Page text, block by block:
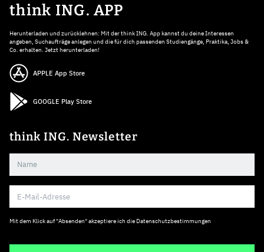
think ING. APP
Herunterladen und zurücklehnen: Mit der think ING. App kannst du deine Interessen
angeben, Suchaufträge anlegen und die für dich passenden Studiengänge, Praktika, Jobs &
Co. erhalten. Jetzt herunterladen!
APPLE App Store
GOOGLE Play Store
think ING. Newsletter
Mit dem Klick auf "Absenden" akzeptiere ich die Datenschutzbestimmungen